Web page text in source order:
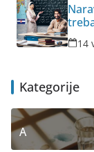
14
Kategorije
A